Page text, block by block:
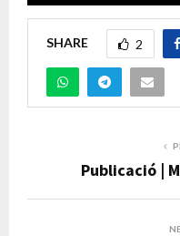
SHARE 2
Publicació |